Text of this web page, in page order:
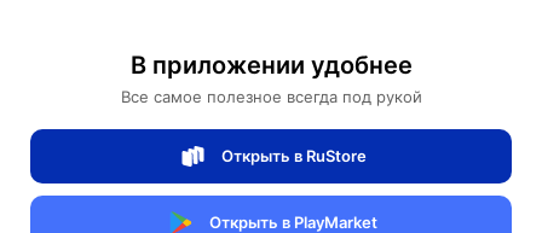
В приложении удобнее
Все самое полезное всегда под рукой
Открыть в RuStore
Открыть в PlayMarket